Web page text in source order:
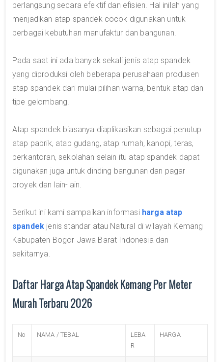
berlangsung secara efektif dan efisien. Hal inilah yang
menjadikan atap spandek cocok digunakan untuk
berbagai kebutuhan manufaktur dan bangunan.
Pada saat ini ada banyak sekali jenis atap spandek
yang diproduksi oleh beberapa perusahaan produsen
atap spandek dari mulai pilihan warna, bentuk atap dan
tipe gelombang.
Atap spandek biasanya diaplikasikan sebagai penutup
atap pabrik, atap gudang, atap rumah, kanopi, teras,
perkantoran, sekolahan selain itu atap spandek dapat
digunakan juga untuk dinding bangunan dan pagar
proyek dan lain-lain.
Berikut ini kami sampaikan informasi harga atap
spandek jenis standar atau Natural di wilayah Kemang
Kabupaten Bogor Jawa Barat Indonesia dan
sekitarnya.
Daftar Harga Atap Spandek Kemang Per Meter
Murah Terbaru 2026
No NAMA / TEBAL
LEBA
R
HARGA